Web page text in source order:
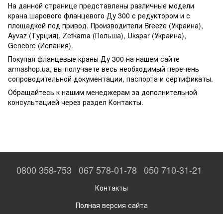
На данной странице представлены различные модели
крана шарового фланцевого Ду 300 с редуктором и с
площадкой под привод. Производители Breeze (Украина),
Ayvaz (Турция), Zetkama (Польша), Ukspar (Украина),
Genebre (Испания).
Покупая фланцевые краны Ду 300 на нашем сайте
armashop.ua, вы получаете весь необходимый перечень
сопроводительной документации, паспорта и сертификаты.
Обращайтесь к нашим менеджерам за дополнительной
консультацией через раздел Контакты.
0800 358-753 067 578-01-78 050 710-31-21
Контакты
Полная версия сайта